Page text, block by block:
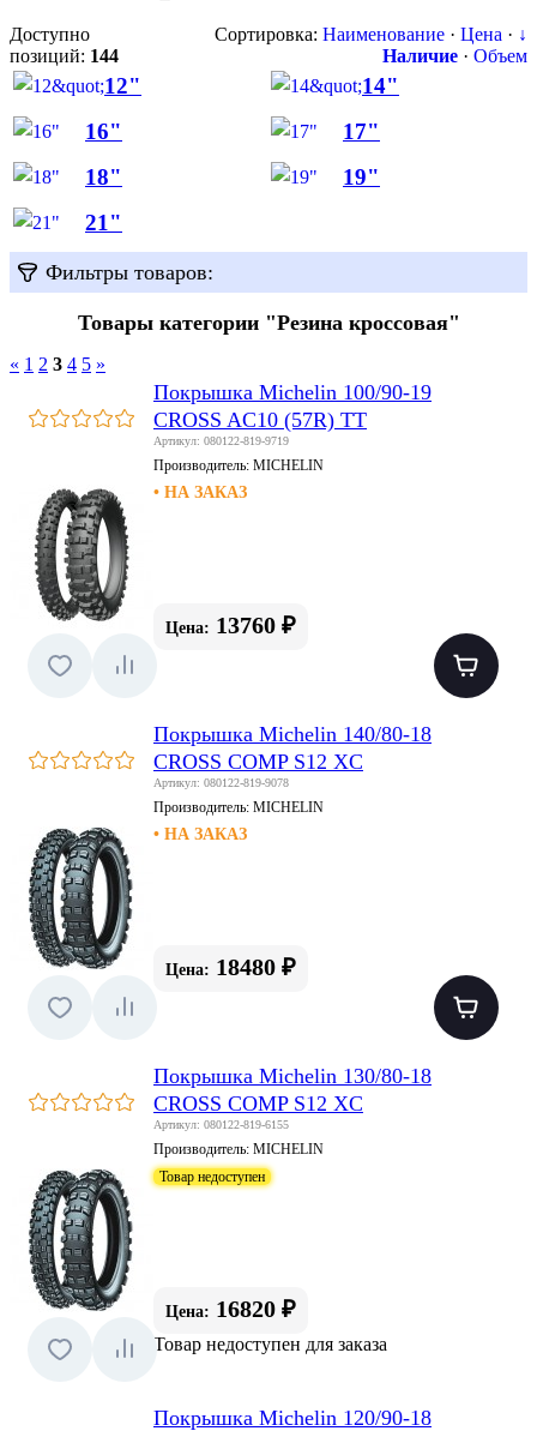
Доступно
позиций: 144
Сортировка: Наименование · Цена · ↓
Наличие · Объем
12"
14"
16"
17"
18"
19"
21"
Фильтры товаров:
Товары категории "Резина кроссовая"
« 1 2 3 4 5 »
Покрышка Michelin 100/90-19
CROSS AC10 (57R) TT
Артикул: 080122-819-9719
Производитель: MICHELIN
• НА ЗАКАЗ
Цена: 13760 ₽
Покрышка Michelin 140/80-18
CROSS COMP S12 XC
Артикул: 080122-819-9078
Производитель: MICHELIN
• НА ЗАКАЗ
Цена: 18480 ₽
Покрышка Michelin 130/80-18
CROSS COMP S12 XC
Артикул: 080122-819-6155
Производитель: MICHELIN
Товар недоступен
Цена: 16820 ₽
Товар недоступен для заказа
Покрышка Michelin 120/90-18